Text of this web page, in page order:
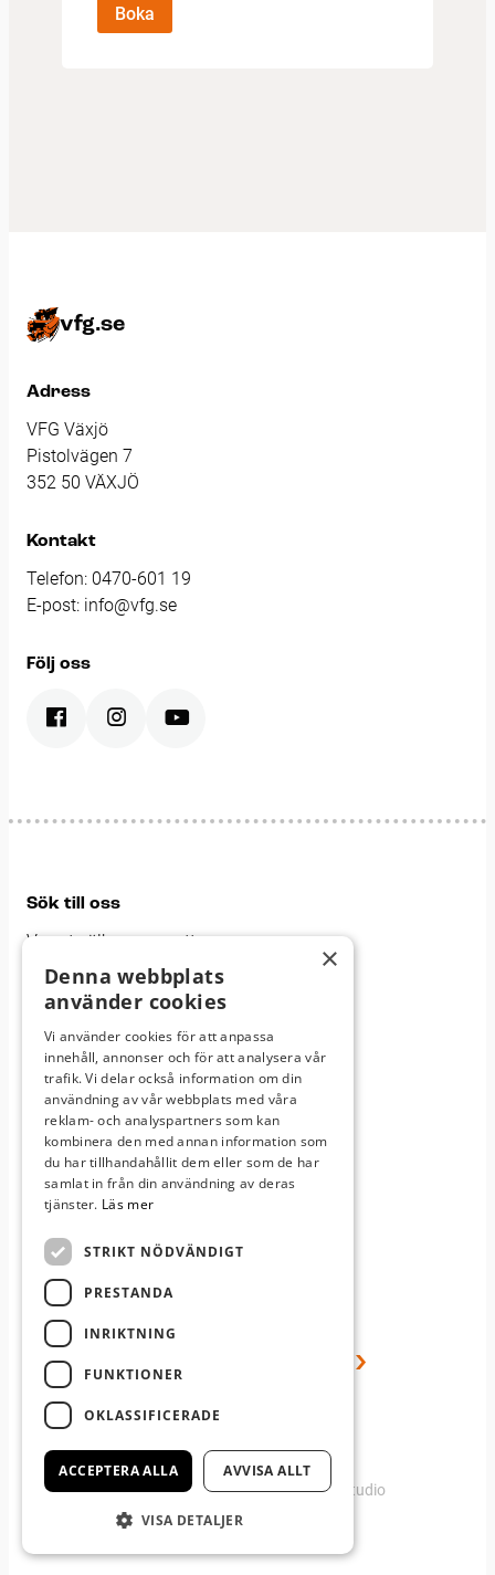
Boka
vfg.se
Adress
VFG Växjö
Pistolvägen 7
352 50 VÄXJÖ
Kontakt
Telefon: 0470-601 19
E-post: info@vfg.se
Följ oss
Sök till oss
Varmt välkommen att
bli en del av vårt gymnasium
Läs mer om oss
Våra skolor
Här finns vi:
Växjö Jönköping
Våra gymnasieutbildningar
Fordon & transportprogrammet
Bygg- och anläggningsprogrammet
Producerad av Gota Media Brand Studio
×
Denna webbplats
använder cookies
Vi använder cookies för att anpassa
innehåll, annonser och för att analysera vår
trafik. Vi delar också information om din
användning av vår webbplats med våra
reklam- och analyspartners som kan
kombinera den med annan information som
du har tillhandahållit dem eller som de har
samlat in från din användning av deras
tjänster. Läs mer
STRIKT NÖDVÄNDIGT
PRESTANDA
INRIKTNING
FUNKTIONER
OKLASSIFICERADE
ACCEPTERA ALLA AVVISA ALLT
VISA DETALJER